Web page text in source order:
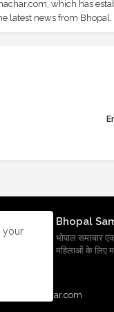
which has
latest news from Bhopal,
Bhopal
भोपाल समाचार एक
महिलाओं के लिए
BhopalSmachar.com
your